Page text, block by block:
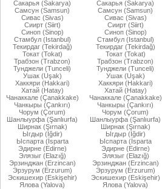
Сакарья (Sakarya)
Самсун (Samsun)
Сивас (Sivas)
Сиирт (Siirt)
Синоп (Sinop)
Стамбул (Istanbul)
Текирдаг (Tekirdağ)
Токат (Tokat)
Трабзон (Trabzon)
Тунджели (Tunceli)
Ушак (Uşak)
Хаккяри (Hakkari)
Хатай (Hatay)
Чанаккале (Çanakkake)
Чанкыры (Çankırı)
Чорум (Çorum)
Шанлыурфа (Şanlıurfa)
Ширнак (Şırnak)
Ыгдыр (Iğdir)
Ыспарта (İsparta
Эдирне (Edirne)
Элязыг (Elazığ)
Эрзинджан (Erzincan)
Эрзурум (Erzurum)
Эскишехир (Eskişehir)
Ялова (Yalova)
Сакарья (Sakarya)
Самсун (Samsun)
Сивас (Sivas)
Сиирт (Siirt)
Синоп (Sinop)
Стамбул (Istanbul)
Текирдаг (Tekirdağ)
Токат (Tokat)
Трабзон (Trabzon)
Тунджели (Tunceli)
Ушак (Uşak)
Хаккяри (Hakkari)
Хатай (Hatay)
Чанаккале (Çanakkake)
Чанкыры (Çankırı)
Чорум (Çorum)
Шанлыурфа (Şanlıurfa)
Ширнак (Şırnak)
Ыгдыр (Iğdir)
Ыспарта (İsparta
Эдирне (Edirne)
Элязыг (Elazığ)
Эрзинджан (Erzincan)
Эрзурум (Erzurum)
Эскишехир (Eskişehir)
Ялова (Yalova)